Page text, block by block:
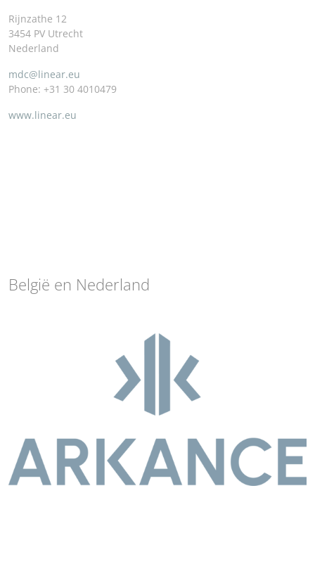
Rijnzathe 12
3454 PV Utrecht
Nederland
mdc@linear.eu
Phone: +31 30 4010479
www.linear.eu
België en Nederland